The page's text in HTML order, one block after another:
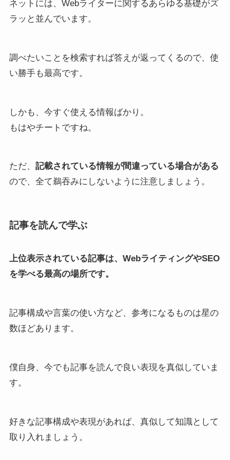
ネットには、Webライターに関するあらゆる基礎がズ
ラッと並んでいます。
調べたいことを検索すれば答えが返ってくるので、使
い勝手も最高です。
しかも、今すぐ使える情報ばかり。
もはやチートですね。
ただ、 記載されている情報が間違っている場合がある
ので、全て鵜吞みにしないように注意しましょう。
記事を読んで学ぶ
上位表示されている記事は、WebライティングやSEO
を学べる最高の場所です。
記事構成や言葉の使い方など、参考になるものは星の
数ほどあります。
僕自身、今でも記事を読んで良い表現を真似していま
す。
好きな記事構成や表現があれば、真似して知識として
取り入れましょう。